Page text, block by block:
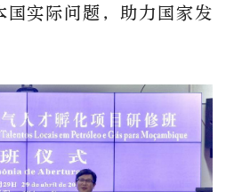
国实际问题，助力国家发